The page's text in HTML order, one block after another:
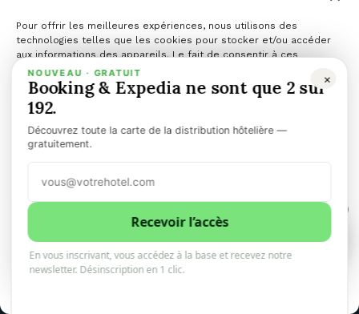
Pour offrir les meilleures expériences, nous utilisons des
technologies telles que les cookies pour stocker et/ou accéder
aux informations des appareils. Le fait de consentir à ces
technologies nous permettra de traiter des données telles que le
comportement de navigation ou les ID uniques sur ce site. Le fait
de ne pas consentir ou de retirer son consentement peut avoir un
effet négatif sur certaines caractéristiques et fonctions.
Gérer les services
Accepter
Refuser
Voir les préférences
hôtelier
« asset-light »
au cœur de
Paris
×
NOUVEAU · GRATUIT
Booking & Expedia ne sont que 2 sur
192.
Découvrez toute la carte de la distribution hôtelière —
gratuitement.
Recevoir l’accès
En vous inscrivant, vous accédez à la base et recevez notre
newsletter. Désinscription en 1 clic.